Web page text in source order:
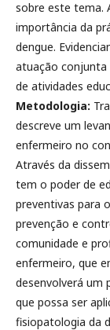
sobre este tema.
importância da
dengue.
atuação conjunta
de atividades
Metodologia:
descreve um
enfermeiro no
Através da
tem o poder de
preventivas para
prevenção e
comunidade e
enfermeiro, que
desenvolverá um
que possa ser
fisiopatologia da